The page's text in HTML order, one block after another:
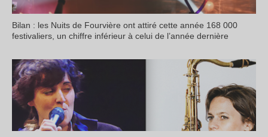
Bilan : les Nuits de Fourvière ont attiré cette année 168 000
festivaliers, un chiffre inférieur à celui de l’année dernière